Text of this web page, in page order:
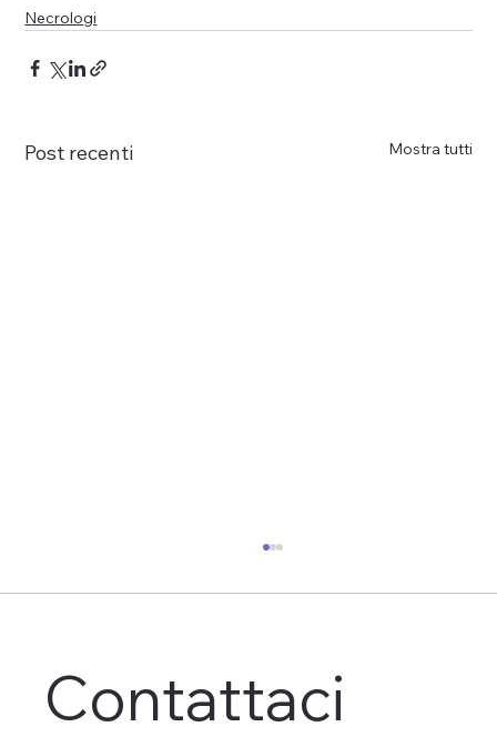
Necrologi
Post recenti Mostra tutti
Dott. Franco Traina
Contattaci